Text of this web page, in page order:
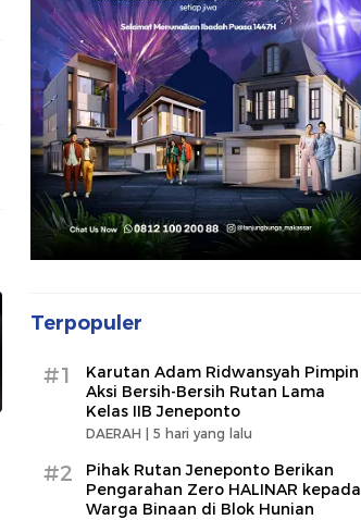
Terpopuler
#1
Karutan Adam Ridwansyah Pimpin
Aksi Bersih-Bersih Rutan Lama
Kelas IIB Jeneponto
DAERAH | 5 hari yang lalu
#2
Pihak Rutan Jeneponto Berikan
Pengarahan Zero HALINAR kepada
Warga Binaan di Blok Hunian